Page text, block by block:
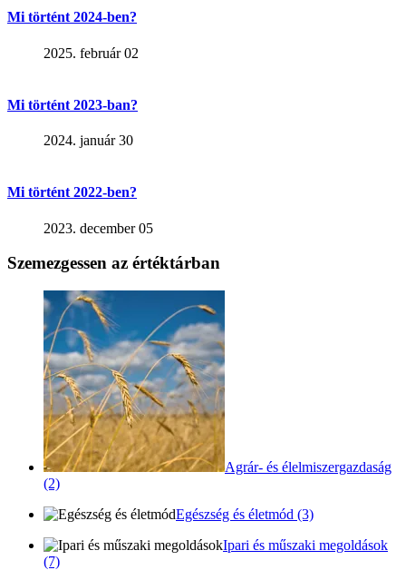
Mi történt 2024-ben?
2025. február 02
Mi történt 2023-ban?
2024. január 30
Mi történt 2022-ben?
2023. december 05
Szemezgessen az értéktárban
Agrár- és élelmiszergazdaság
(2)
Egészség és életmód (3)
Ipari és műszaki megoldások
(7)